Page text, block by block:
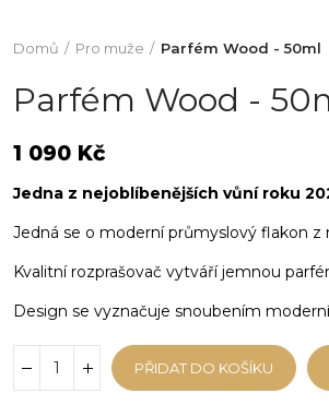
Domů Pro muže Parfém Wood - 50ml
Parfém Wood -
1 090 Kč
Jedna z nejoblíbenějších vůní roku
Jedná se o moderní průmyslový flakon
Kvalitní rozprašovač vytváří jemnou
Design se vyznačuje snoubením
PŘIDAT DO KOŠÍKU